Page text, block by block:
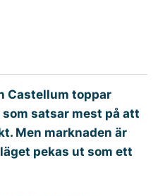
Castellum toppar
satsar mest på att
Men marknaden är
pekas ut som ett